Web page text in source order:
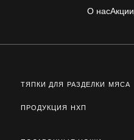
О насАкции
ТЯПКИ ДЛЯ РАЗДЕЛКИ МЯСА
ПРОДУКЦИЯ НХП